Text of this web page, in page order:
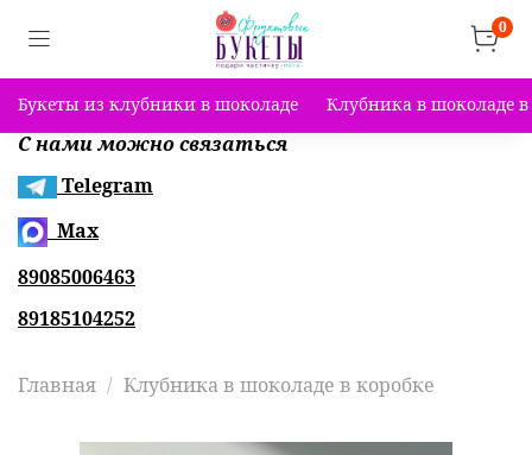
0
Букеты из клубники в шоколаде Клубника в шоколаде в
С нами можно связаться
Telegram
Max
89085006463
89185104252
Главная Клубника в шоколаде в коробке